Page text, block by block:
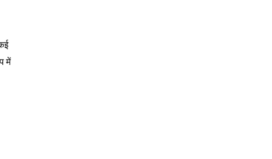
में